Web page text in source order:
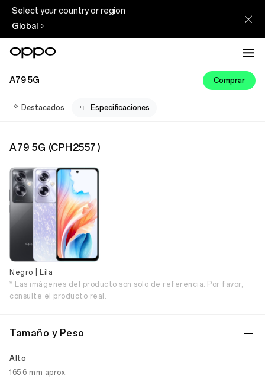
Select your country or region
Global
A79 5G Comprar
Destacados Especificaciones
A79 5G (CPH2557 )
Negro | Lila
* Las imágenes del producto son solo de referencia. Por favor,
consulte el producto real.
Tamaño y Peso
Alto
165.6 mm aprox.